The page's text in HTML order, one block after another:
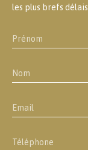
les plus brefs délais.
Prénom
Nom
Email
Téléphone